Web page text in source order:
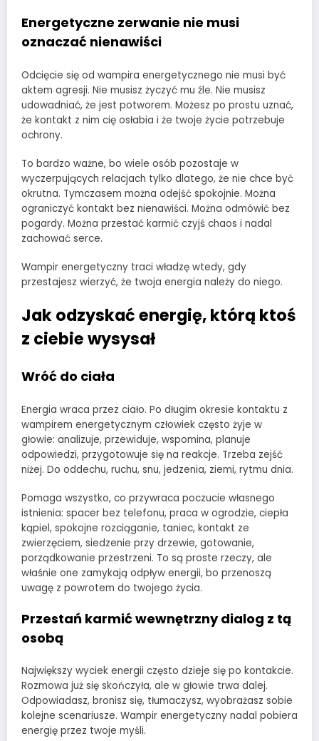
Energetyczne zerwanie nie musi
oznaczać nienawiści
Odcięcie się od wampira energetycznego nie musi być
aktem agresji. Nie musisz życzyć mu źle. Nie musisz
udowadniać, że jest potworem. Możesz po prostu uznać,
że kontakt z nim cię osłabia i że twoje życie potrzebuje
ochrony.
To bardzo ważne, bo wiele osób pozostaje w
wyczerpujących relacjach tylko dlatego, że nie chce być
okrutna. Tymczasem można odejść spokojnie. Można
ograniczyć kontakt bez nienawiści. Można odmówić bez
pogardy. Można przestać karmić czyjś chaos i nadal
zachować serce.
Wampir energetyczny traci władzę wtedy, gdy
przestajesz wierzyć, że twoja energia należy do niego.
Jak odzyskać energię, którą ktoś
z ciebie wysysał
Wróć do ciała
Energia wraca przez ciało. Po długim okresie kontaktu z
wampirem energetycznym człowiek często żyje w
głowie: analizuje, przewiduje, wspomina, planuje
odpowiedzi, przygotowuje się na reakcje. Trzeba zejść
niżej. Do oddechu, ruchu, snu, jedzenia, ziemi, rytmu dnia.
Pomaga wszystko, co przywraca poczucie własnego
istnienia: spacer bez telefonu, praca w ogrodzie, ciepła
kąpiel, spokojne rozciąganie, taniec, kontakt ze
zwierzęciem, siedzenie przy drzewie, gotowanie,
porządkowanie przestrzeni. To są proste rzeczy, ale
właśnie one zamykają odpływ energii, bo przenoszą
uwagę z powrotem do twojego życia.
Przestań karmić wewnętrzny dialog z tą
osobą
Największy wyciek energii często dzieje się po kontakcie.
Rozmowa już się skończyła, ale w głowie trwa dalej.
Odpowiadasz, bronisz się, tłumaczysz, wyobrażasz sobie
kolejne scenariusze. Wampir energetyczny nadal pobiera
energię przez twoje myśli.